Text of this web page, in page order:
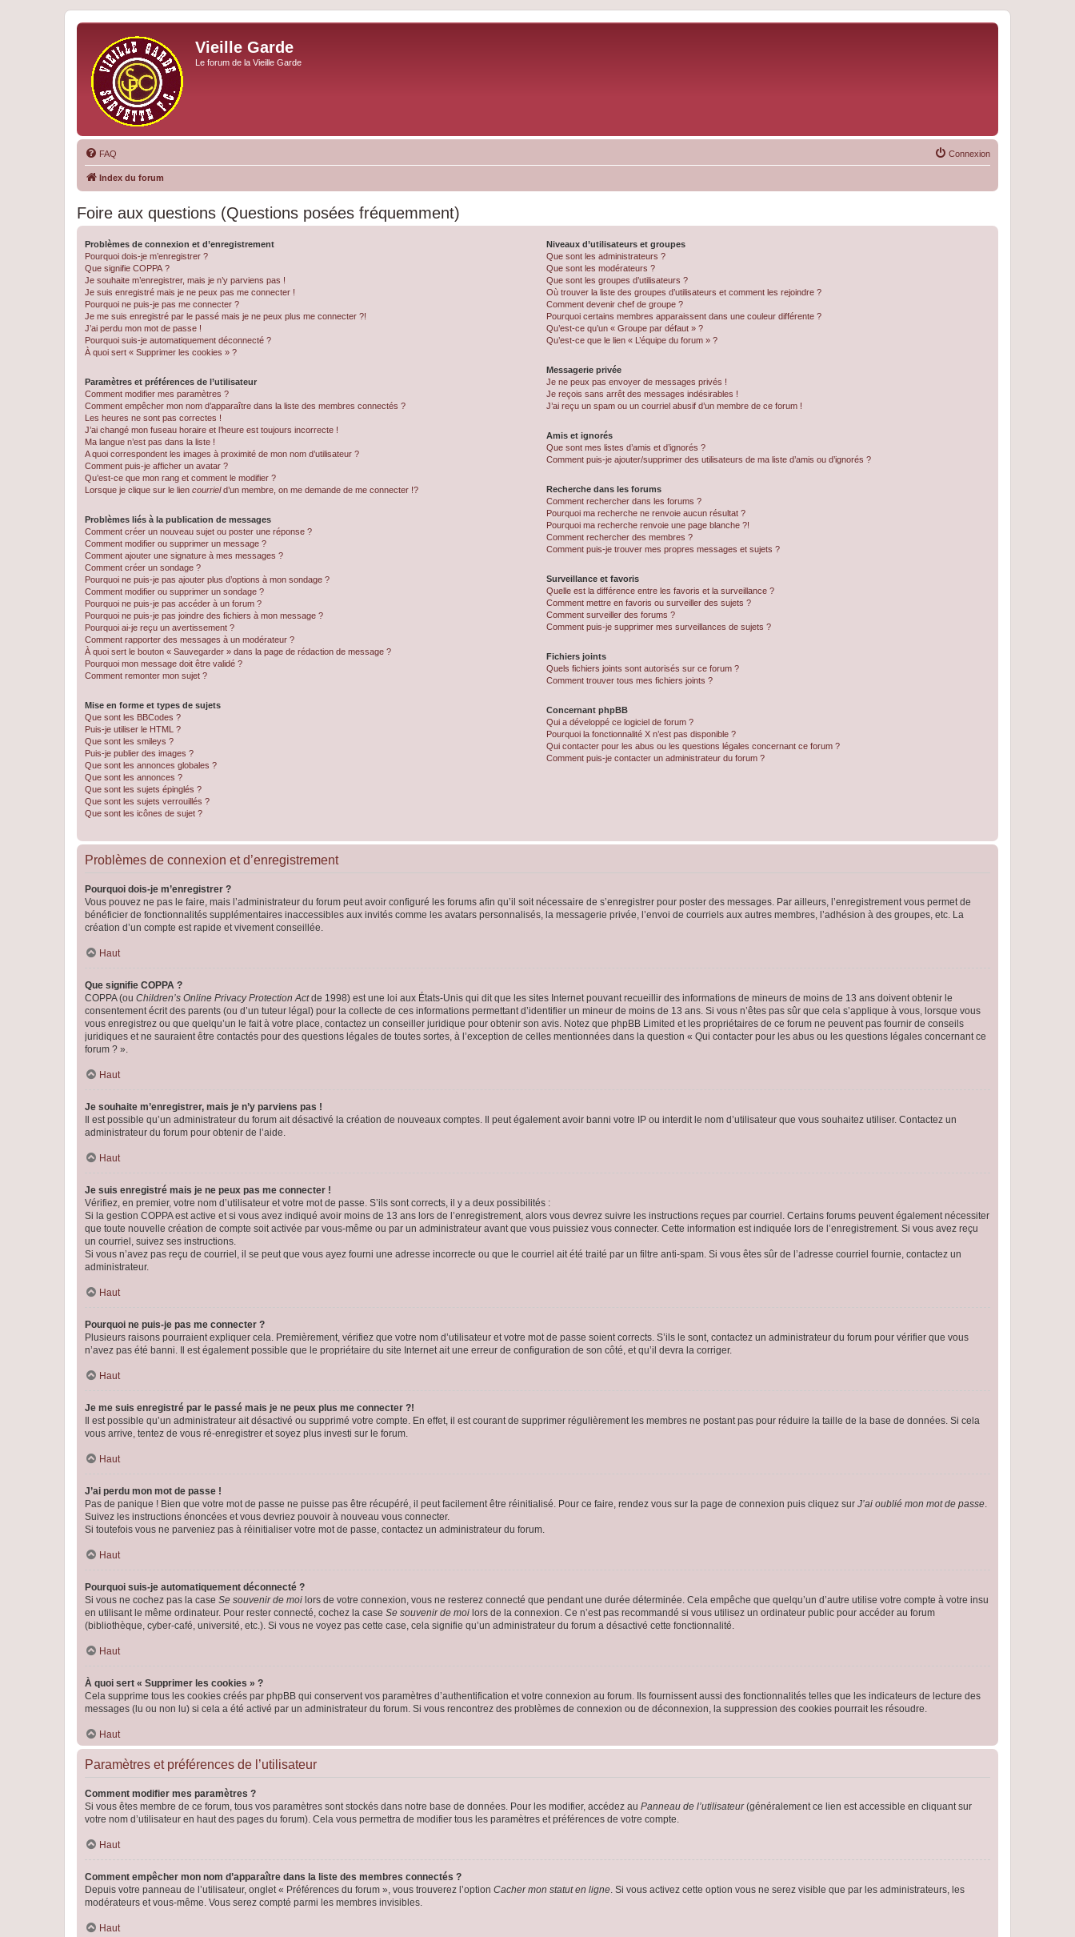
Vieille Garde
Le forum de la Vieille Garde
FAQ Connexion
Index du forum
Foire aux questions (Questions posées fréquemment)
Problèmes de connexion et d’enregistrement
Pourquoi dois-je m’enregistrer ?
Que signifie COPPA ?
Je souhaite m’enregistrer, mais je n’y parviens pas !
Je suis enregistré mais je ne peux pas me connecter !
Pourquoi ne puis-je pas me connecter ?
Je me suis enregistré par le passé mais je ne peux plus me connecter ?!
J’ai perdu mon mot de passe !
Pourquoi suis-je automatiquement déconnecté ?
À quoi sert « Supprimer les cookies » ?
Paramètres et préférences de l’utilisateur
Comment modifier mes paramètres ?
Comment empêcher mon nom d’apparaître dans la liste des membres connectés ?
Les heures ne sont pas correctes !
J’ai changé mon fuseau horaire et l’heure est toujours incorrecte !
Ma langue n’est pas dans la liste !
A quoi correspondent les images à proximité de mon nom d’utilisateur ?
Comment puis-je afficher un avatar ?
Qu’est-ce que mon rang et comment le modifier ?
Lorsque je clique sur le lien courrield’un membre, on me demande de me connecter !?
Problèmes liés à la publication de messages
Comment créer un nouveau sujet ou poster une réponse ?
Comment modifier ou supprimer un message ?
Comment ajouter une signature à mes messages ?
Comment créer un sondage ?
Pourquoi ne puis-je pas ajouter plus d’options à mon sondage ?
Comment modifier ou supprimer un sondage ?
Pourquoi ne puis-je pas accéder à un forum ?
Pourquoi ne puis-je pas joindre des fichiers à mon message ?
Pourquoi ai-je reçu un avertissement ?
Comment rapporter des messages à un modérateur ?
À quoi sert le bouton « Sauvegarder » dans la page de rédaction de message ?
Pourquoi mon message doit être validé ?
Comment remonter mon sujet ?
Mise en forme et types de sujets
Que sont les BBCodes ?
Puis-je utiliser le HTML ?
Que sont les smileys ?
Puis-je publier des images ?
Que sont les annonces globales ?
Que sont les annonces ?
Que sont les sujets épinglés ?
Que sont les sujets verrouillés ?
Que sont les icônes de sujet ?
Niveaux d’utilisateurs et groupes
Que sont les administrateurs ?
Que sont les modérateurs ?
Que sont les groupes d’utilisateurs ?
Où trouver la liste des groupes d’utilisateurs et comment les rejoindre ?
Comment devenir chef de groupe ?
Pourquoi certains membres apparaissent dans une couleur différente ?
Qu’est-ce qu’un « Groupe par défaut » ?
Qu’est-ce que le lien « L’équipe du forum » ?
Messagerie privée
Je ne peux pas envoyer de messages privés !
Je reçois sans arrêt des messages indésirables !
J’ai reçu un spam ou un courriel abusif d’un membre de ce forum !
Amis et ignorés
Que sont mes listes d’amis et d’ignorés ?
Comment puis-je ajouter/supprimer des utilisateurs de ma liste d’amis ou d’ignorés ?
Recherche dans les forums
Comment rechercher dans les forums ?
Pourquoi ma recherche ne renvoie aucun résultat ?
Pourquoi ma recherche renvoie une page blanche ?!
Comment rechercher des membres ?
Comment puis-je trouver mes propres messages et sujets ?
Surveillance et favoris
Quelle est la différence entre les favoris et la surveillance ?
Comment mettre en favoris ou surveiller des sujets ?
Comment surveiller des forums ?
Comment puis-je supprimer mes surveillances de sujets ?
Fichiers joints
Quels fichiers joints sont autorisés sur ce forum ?
Comment trouver tous mes fichiers joints ?
Concernant phpBB
Qui a développé ce logiciel de forum ?
Pourquoi la fonctionnalité X n’est pas disponible ?
Qui contacter pour les abus ou les questions légales concernant ce forum ?
Comment puis-je contacter un administrateur du forum ?
Problèmes de connexion et d’enregistrement
Pourquoi dois-je m’enregistrer ?
Vous pouvez ne pas le faire, mais l’administrateur du forum peut avoir configuré les forums afin qu’il soit nécessaire de s’enregistrer pour poster des messages. Par ailleurs, l’enregistrement vous permet de
bénéficier de fonctionnalités supplémentaires inaccessibles aux invités comme les avatars personnalisés, la messagerie privée, l’envoi de courriels aux autres membres, l’adhésion à des groupes, etc. La
création d’un compte est rapide et vivement conseillée.
Haut
Que signifie COPPA ?
COPPA (ou Children’s Online Privacy Protection Actde 1998) est une loi aux États-Unis qui dit que les sites Internet pouvant recueillir des informations de mineurs de moins de 13 ans doivent obtenir le
consentement écrit des parents (ou d’un tuteur légal) pour la collecte de ces informations permettant d’identifier un mineur de moins de 13 ans. Si vous n’êtes pas sûr que cela s’applique à vous, lorsque vous
vous enregistrez ou que quelqu’un le fait à votre place, contactez un conseiller juridique pour obtenir son avis. Notez que phpBB Limited et les propriétaires de ce forum ne peuvent pas fournir de conseils
juridiques et ne sauraient être contactés pour des questions légales de toutes sortes, à l’exception de celles mentionnées dans la question « Qui contacter pour les abus ou les questions légales concernant ce
forum ? ».
Haut
Je souhaite m’enregistrer, mais je n’y parviens pas !
Il est possible qu’un administrateur du forum ait désactivé la création de nouveaux comptes. Il peut également avoir banni votre IP ou interdit le nom d’utilisateur que vous souhaitez utiliser. Contactez un
administrateur du forum pour obtenir de l’aide.
Haut
Je suis enregistré mais je ne peux pas me connecter !
Vérifiez, en premier, votre nom d’utilisateur et votre mot de passe. S’ils sont corrects, il y a deux possibilités :
Si la gestion COPPA est active et si vous avez indiqué avoir moins de 13 ans lors de l’enregistrement, alors vous devrez suivre les instructions reçues par courriel. Certains forums peuvent également nécessiter
que toute nouvelle création de compte soit activée par vous-même ou par un administrateur avant que vous puissiez vous connecter. Cette information est indiquée lors de l’enregistrement. Si vous avez reçu
un courriel, suivez ses instructions.
Si vous n’avez pas reçu de courriel, il se peut que vous ayez fourni une adresse incorrecte ou que le courriel ait été traité par un filtre anti-spam. Si vous êtes sûr de l’adresse courriel fournie, contactez un
administrateur.
Haut
Pourquoi ne puis-je pas me connecter ?
Plusieurs raisons pourraient expliquer cela. Premièrement, vérifiez que votre nom d’utilisateur et votre mot de passe soient corrects. S’ils le sont, contactez un administrateur du forum pour vérifier que vous
n’avez pas été banni. Il est également possible que le propriétaire du site Internet ait une erreur de configuration de son côté, et qu’il devra la corriger.
Haut
Je me suis enregistré par le passé mais je ne peux plus me connecter ?!
Il est possible qu’un administrateur ait désactivé ou supprimé votre compte. En effet, il est courant de supprimer régulièrement les membres ne postant pas pour réduire la taille de la base de données. Si cela
vous arrive, tentez de vous ré-enregistrer et soyez plus investi sur le forum.
Haut
J’ai perdu mon mot de passe !
Pas de panique ! Bien que votre mot de passe ne puisse pas être récupéré, il peut facilement être réinitialisé. Pour ce faire, rendez vous sur la page de connexion puis cliquez sur J’ai oublié mon mot de passe.
Suivez les instructions énoncées et vous devriez pouvoir à nouveau vous connecter.
Si toutefois vous ne parveniez pas à réinitialiser votre mot de passe, contactez un administrateur du forum.
Haut
Pourquoi suis-je automatiquement déconnecté ?
Si vous ne cochez pas la case Se souvenir de moi lors de votre connexion, vous ne resterez connecté que pendant une durée déterminée. Cela empêche que quelqu’un d’autre utilise votre compte à votre insu
en utilisant le même ordinateur. Pour rester connecté, cochez la case Se souvenir de moi lors de la connexion. Ce n’est pas recommandé si vous utilisez un ordinateur public pour accéder au forum
(bibliothèque, cyber-café, université, etc.). Si vous ne voyez pas cette case, cela signifie qu’un administrateur du forum a désactivé cette fonctionnalité.
Haut
À quoi sert « Supprimer les cookies » ?
Cela supprime tous les cookies créés par phpBB qui conservent vos paramètres d’authentification et votre connexion au forum. Ils fournissent aussi des fonctionnalités telles que les indicateurs de lecture des
messages (lu ou non lu) si cela a été activé par un administrateur du forum. Si vous rencontrez des problèmes de connexion ou de déconnexion, la suppression des cookies pourrait les résoudre.
Haut
Paramètres et préférences de l’utilisateur
Comment modifier mes paramètres ?
Si vous êtes membre de ce forum, tous vos paramètres sont stockés dans notre base de données. Pour les modifier, accédez au Panneau de l’utilisateur(généralement ce lien est accessible en cliquant sur
votre nom d’utilisateur en haut des pages du forum). Cela vous permettra de modifier tous les paramètres et préférences de votre compte.
Haut
Comment empêcher mon nom d’apparaître dans la liste des membres connectés ?
Depuis votre panneau de l’utilisateur, onglet « Préférences du forum », vous trouverez l’option Cacher mon statut en ligne. Si vous activez cette option vous ne serez visible que par les administrateurs, les
modérateurs et vous-même. Vous serez compté parmi les membres invisibles.
Haut